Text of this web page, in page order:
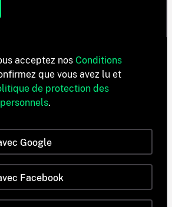
acceptez nos Conditions
que vous avez lu et
de protection des
.
Google
Facebook